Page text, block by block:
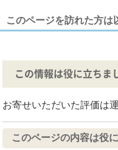
このページを訪れた方は
この情報は役に立ちま
お寄せいただいた評価は
このページの内容は役